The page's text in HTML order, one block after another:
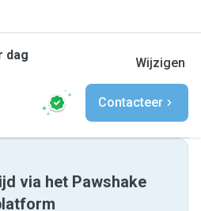
dag
Wijzigen
Contacteer
via het Pawshake